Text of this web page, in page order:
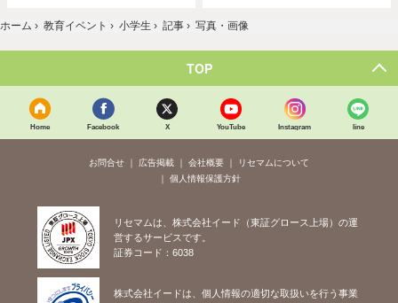
ホーム › 教育イベント › 小学生 › 記事 › 写真・画像
TOP
Home Facebook X YouTube Instagram line
お問合せ 広告掲載 会社概要
リセマムについて
個人情報保護方針
リセマムは、株式会社イード（東証グロース上場）の運
営するサービスです。
証券コード：6038
株式会社イードは、個人情報の適切な取扱いを行う事業